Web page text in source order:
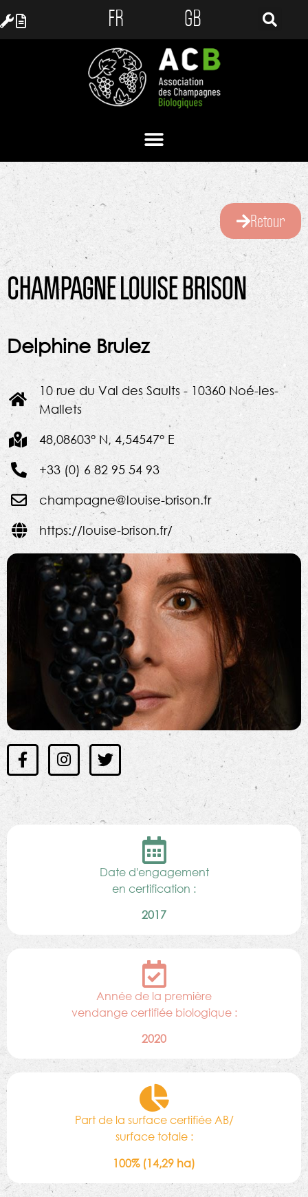
FR GB
Retour
CHAMPAGNE LOUISE BRISON
Delphine Brulez
10 rue du Val des Saults - 10360 Noé-les-
Mallets
48,08603° N, 4,54547° E
+33 (0) 6 82 95 54 93
champagne@louise-brison.fr
https://louise-brison.fr/
Date d'engagement
en certification :
2017
Année de la première
vendange certifiée biologique :
2020
Part de la surface certifiée AB/
surface totale :
100% (14,29 ha)